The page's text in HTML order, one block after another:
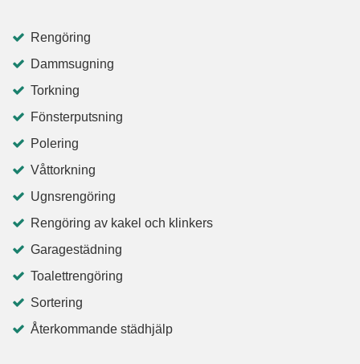
Rengöring
Dammsugning
Torkning
Fönsterputsning
Polering
Våttorkning
Ugnsrengöring
Rengöring av kakel och klinkers
Garagestädning
Toalettrengöring
Sortering
Återkommande städhjälp